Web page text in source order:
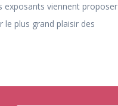
exposants viennent proposer
le plus grand plaisir des